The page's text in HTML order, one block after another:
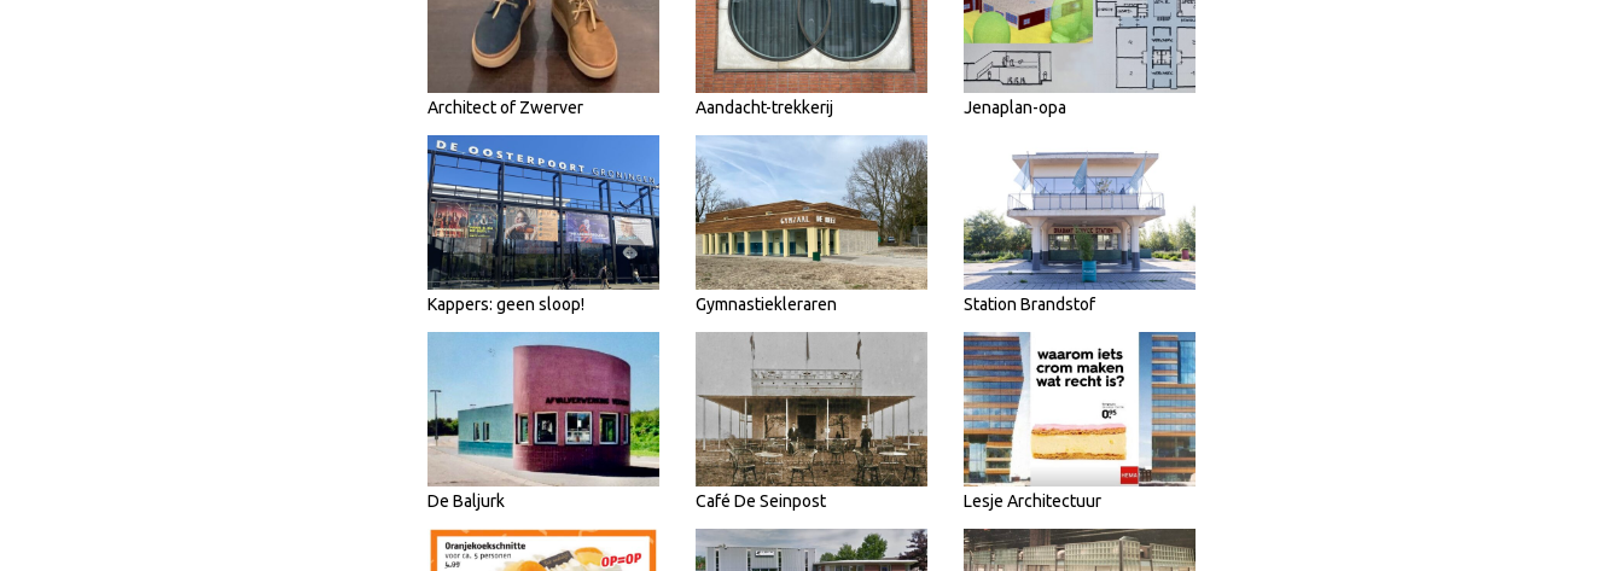
Architect of Zwerver Aandacht-trekkerij Jenaplan-opa
Kappers: geen sloop! Gymnastiekleraren Station Brandstof
De Baljurk Café De Seinpost Lesje Architectuur